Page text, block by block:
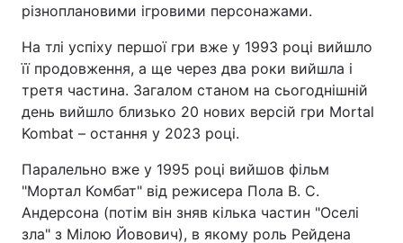
різноплановими ігровими персонажами.
На тлі успіху першої гри вже у 1993 році вийшло
її продовження, а ще через два роки вийшла і
третя частина. Загалом станом на сьогоднішній
день вийшло близько 20 нових версій гри Mortal
Kombat – остання у 2023 році.
Паралельно вже у 1995 році вийшов фільм
"Мортал Комбат" від режисера Пола В. С.
Андерсона (потім він зняв кілька частин "Оселі
зла" з Мілою Йовович), в якому роль Рейдена